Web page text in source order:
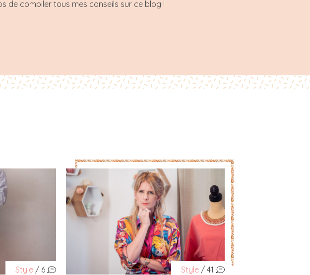
de compiler tous mes conseils sur ce blog !
Style / 6 Style / 41